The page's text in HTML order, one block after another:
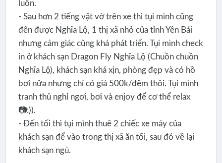
luôn.
- Sau hơn 2 tiếng vật vờ trên xe thì tụi mình cũng
đến được Nghĩa Lộ, 1 thị xã nhỏ của tỉnh Yên Bái
nhưng cảm giác cũng khá phát triển. Tụi mình check
in ở khách sạn Dragon Fly Nghĩa Lộ (Chuồn chuồn
Nghĩa Lộ), khách sạn khá xịn, phòng đẹp và có hồ
bơi nữa nhưng chỉ có giá 500k/đêm thôi. Tụi mình
tranh thủ nghỉ ngơi, bơi và enjoy để cơ thể relax
📷:)).
- Đến tối thì tụi mình thuê 2 chiếc xe máy của
khách sạn để vào trong thị xã ăn tối, sau đó về lại
khách sạn ngủ.